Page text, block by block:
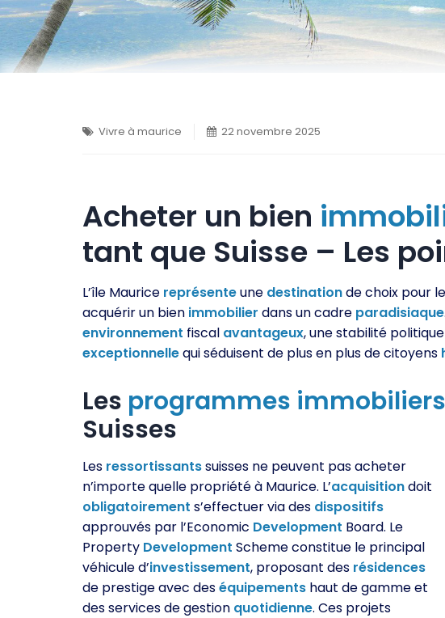
Vivre à maurice 22 novembre 2025
Acheter un bien
tant que Suisse – Les
L’île Maurice représenteune destinationde choix pour
acquérir un bien immobilier dans un cadre paradisiaque
environnement fiscal avantageux, une stabilité politique
exceptionnellequi séduisent de plus en plus de citoyens
Les programmes immobiliers
Suisses
Les ressortissantssuisses ne peuvent pas acheter
n’importe quelle propriété à Maurice. L’acquisitiondoit
obligatoirement s’effectuer via des dispositifs
approuvés par l’Economic Development Board. Le
Property Development Scheme constitue le principal
véhicule d’investissement, proposant des résidences
de prestige avec deséquipements haut de gamme et
des services de gestion quotidienne. Ces projets